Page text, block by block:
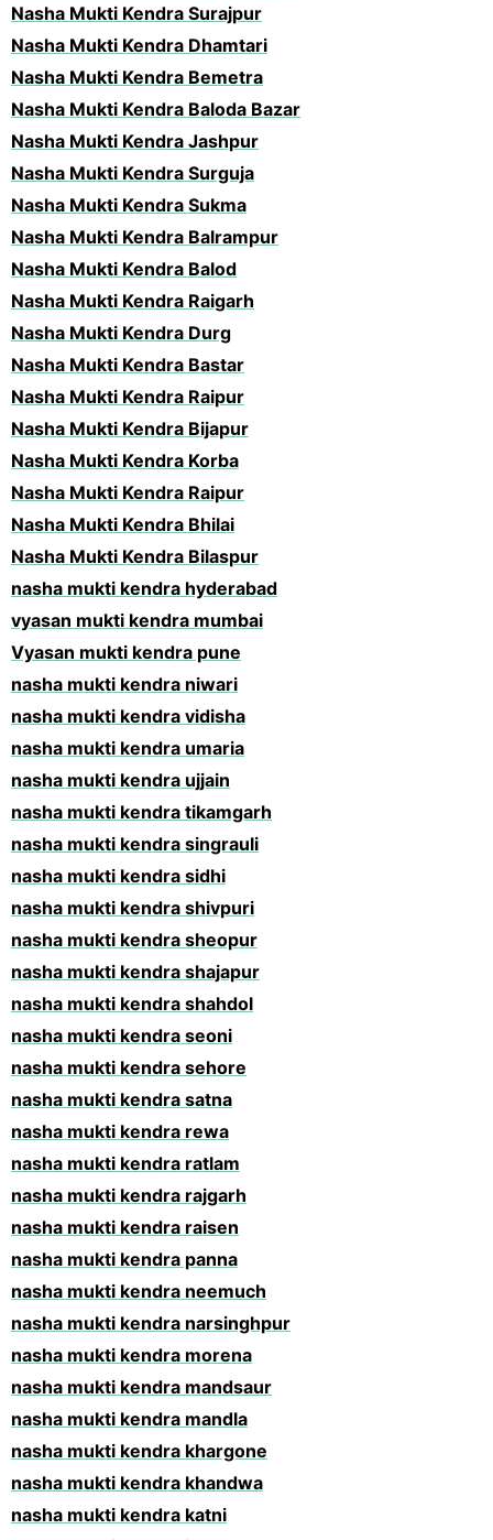
Nasha Mukti Kendra Surajpur
Nasha Mukti Kendra Dhamtari
Nasha Mukti Kendra Bemetra
Nasha Mukti Kendra Baloda Bazar
Nasha Mukti Kendra Jashpur
Nasha Mukti Kendra Surguja
Nasha Mukti Kendra Sukma
Nasha Mukti Kendra Balrampur
Nasha Mukti Kendra Balod
Nasha Mukti Kendra Raigarh
Nasha Mukti Kendra Durg
Nasha Mukti Kendra Bastar
Nasha Mukti Kendra Raipur
Nasha Mukti Kendra Bijapur
Nasha Mukti Kendra Korba
Nasha Mukti Kendra Raipur
Nasha Mukti Kendra Bhilai
Nasha Mukti Kendra Bilaspur
nasha mukti kendra hyderabad
vyasan mukti kendra mumbai
Vyasan mukti kendra pune
nasha mukti kendra niwari
nasha mukti kendra vidisha
nasha mukti kendra umaria
nasha mukti kendra ujjain
nasha mukti kendra tikamgarh
nasha mukti kendra singrauli
nasha mukti kendra sidhi
nasha mukti kendra shivpuri
nasha mukti kendra sheopur
nasha mukti kendra shajapur
nasha mukti kendra shahdol
nasha mukti kendra seoni
nasha mukti kendra sehore
nasha mukti kendra satna
nasha mukti kendra rewa
nasha mukti kendra ratlam
nasha mukti kendra rajgarh
nasha mukti kendra raisen
nasha mukti kendra panna
nasha mukti kendra neemuch
nasha mukti kendra narsinghpur
nasha mukti kendra morena
nasha mukti kendra mandsaur
nasha mukti kendra mandla
nasha mukti kendra khargone
nasha mukti kendra khandwa
nasha mukti kendra katni